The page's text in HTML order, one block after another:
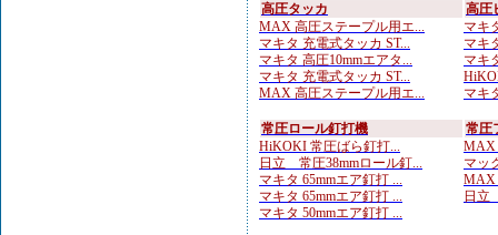
高圧タッカ
MAX 高圧ステープル用エ...
マキタ 充電式タッカ ST...
マキタ 高圧10mmエアタ...
マキタ 充電式タッカ ST...
MAX 高圧ステープル用エ...
高圧
マキ
マキ
マキ
マキ
常圧ロール釘打機
HiKOKI 常圧ばら釘打...
日立 常圧38mmロール釘...
マキタ 65mmエア釘打 ...
マキタ 65mmエア釘打 ...
マキタ 50mmエア釘打 ...
常圧
MAX
マッ
MAX
日立